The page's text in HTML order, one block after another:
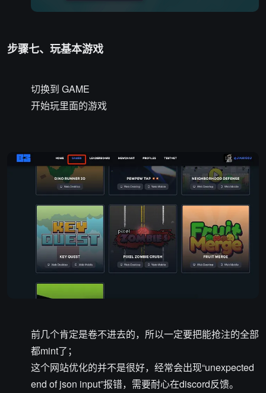
步骤七、玩基本游戏
切换到 GAME
开始玩里面的游戏
前几个肯定是卷不进去的，所以一定要把能抢注的全部
都mint了；
这个网站优化的并不是很好，经常会出现“unexpected
end of json input”报错，需要耐心在discord反馈。